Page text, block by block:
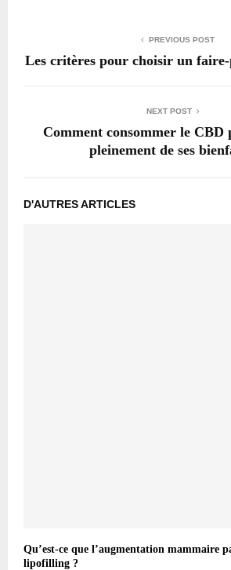
PREVIOUS POST
Les critères pour choisir un
NEXT POST
Comment consommer le
pleinement de ses
D'AUTRES ARTICLES
Qu’est-ce que l’augmentation mammaire
lipofilling ?